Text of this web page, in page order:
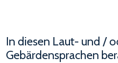
In diesen Laut- und /
Gebärdensprachen